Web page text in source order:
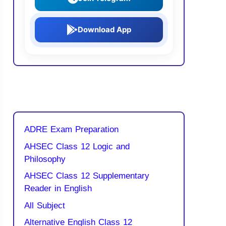
Download App
ADRE Exam Preparation
AHSEC Class 12 Logic and
Philosophy
AHSEC Class 12 Supplementary
Reader in English
All Subject
Alternative English Class 12